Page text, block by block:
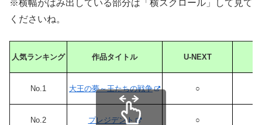
※横幅がはみ出している部分は「横スクロール」して見て
くださいね。
人気ランキング 作品タイトル U-NEXT
No.1 大王の夢～王たちの戦争 ○
No.2 プレジデント ○